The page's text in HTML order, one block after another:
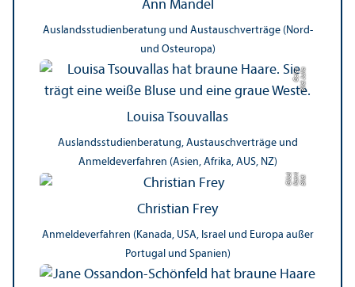
Ann Mandel
Auslands­studien­beratung und Austauschverträge (Nord-
und Osteuropa)
Bil
d:
J
uli
a
G
ei
e
r
Louisa Tsouvallas
Auslands­studien­beratung, Austauschverträge und
Anmelde­verfahren (Asien, Afrika, AUS, NZ)
Bil
d:
K
a
t
ri
nGl
ü
c
kle
r
Christian Frey
Anmelde­verfahren (Kanada, USA, Israel und Europa außer
Portugal und Spanien)